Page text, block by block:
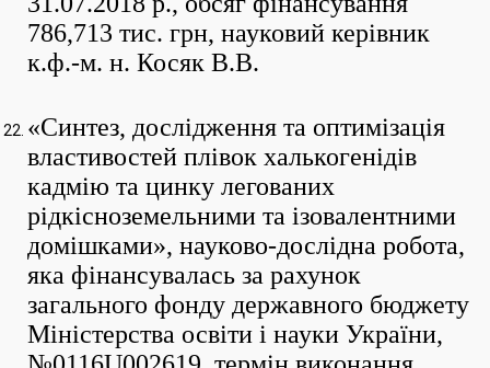
786,713 тис. грн, науковий керівник
к.ф.-м. н. Косяк В.В.
«Синтез, дослідження та оптимізація
властивостей плівок халькогенідів
кадмію та цинку легованих
рідкісноземельними та ізовалентними
домішками», науково-дослідна робота,
яка фінансувалась за рахунок
загального фонду державного бюджету
Міністерства освіти і науки України,